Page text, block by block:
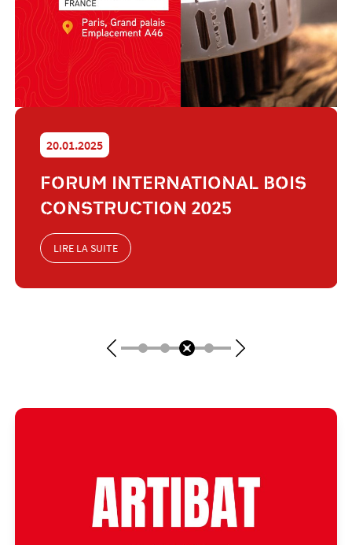
20.01.2025
FORUM INTERNATIONAL BOIS
CONSTRUCTION 2025
LIRE LA SUITE